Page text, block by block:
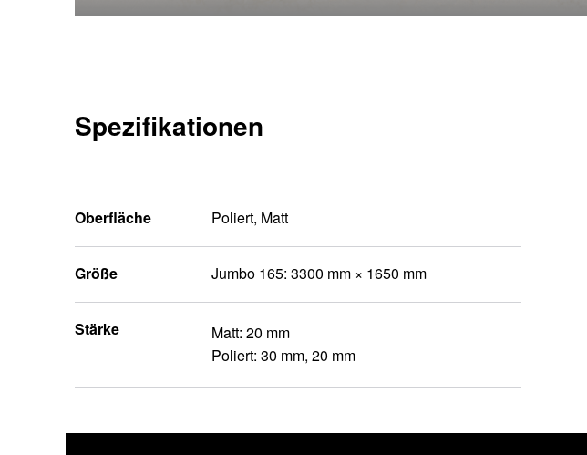
Spezifikationen
Oberfläche Poliert, Matt
Größe Jumbo 165: 3300 mm × 1650 mm
Stärke
Matt: 20 mm
Poliert: 30 mm, 20 mm